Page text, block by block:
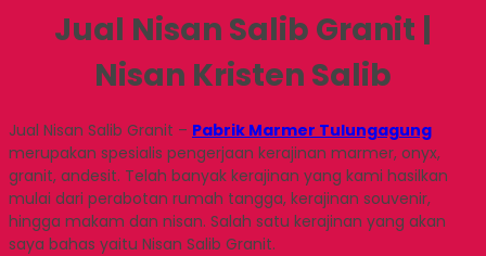
Jual Nisan Salib Granit |
Nisan Kristen Salib
Jual Nisan Salib Granit – Pabrik Marmer Tulungagung
merupakan spesialis pengerjaan kerajinan marmer, onyx,
granit, andesit. Telah banyak kerajinan yang kami hasilkan
mulai dari perabotan rumah tangga, kerajinan souvenir,
hingga makam dan nisan. Salah satu kerajinan yang akan
saya bahas yaitu Nisan Salib Granit.